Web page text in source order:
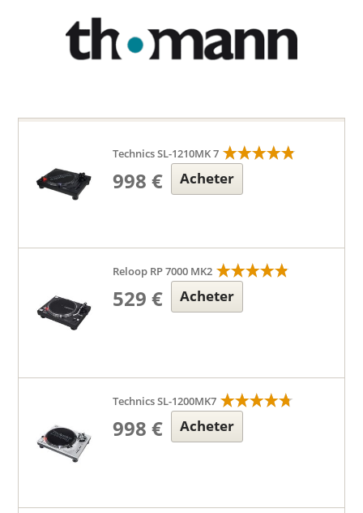
Technics SL-1210MK 7
998 € Acheter
Reloop RP 7000 MK2
529 € Acheter
Technics SL-1200MK7
998 € Acheter